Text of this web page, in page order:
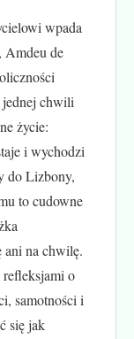
wpada
Amdeu de
chwili
życie:
i wychodzi
do Lizbony,
to cudowne
ani na chwilę.
o
samotności i
się jak